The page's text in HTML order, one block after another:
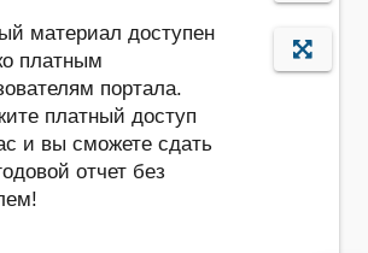
материал доступен
платным
портала.
платный доступ
и вы сможете сдать
отчет без